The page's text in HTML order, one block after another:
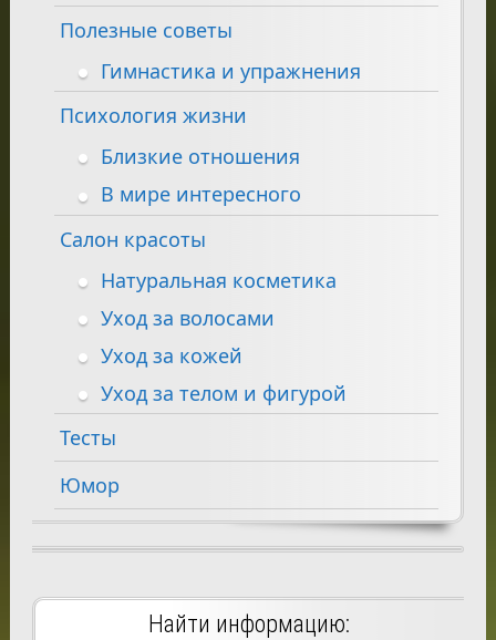
Полезные советы
Гимнастика и упражнения
Психология жизни
Близкие отношения
В мире интересного
Салон красоты
Натуральная косметика
Уход за волосами
Уход за кожей
Уход за телом и фигурой
Тесты
Юмор
Найти информацию: